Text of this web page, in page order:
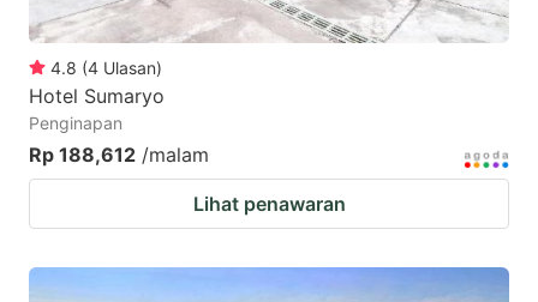
4.8 (4 Ulasan)
Hotel Sumaryo
Penginapan
Rp 188,612 /malam
Lihat penawaran